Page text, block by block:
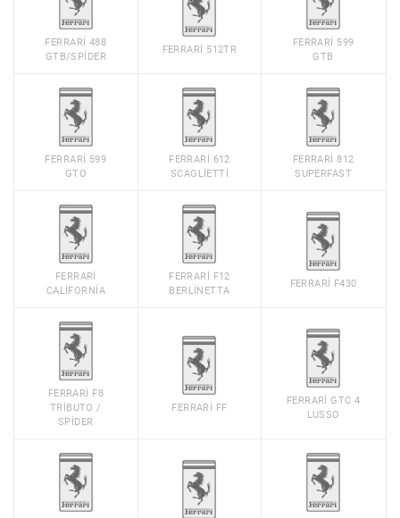
FERRARI 488
GTB/SPIDER
FERRARI 512TR
FERRARI 599
GTB
FERRARI 599
GTO
FERRARI 612
SCAGLIETTI
FERRARI 812
SUPERFAST
FERRARI
CALIFORNIA
FERRARI F12
BERLINETTA
FERRARI F430
FERRARI F8
TRIBUTO /
SPIDER
FERRARI FF
FERRARI GTC 4
LUSSO